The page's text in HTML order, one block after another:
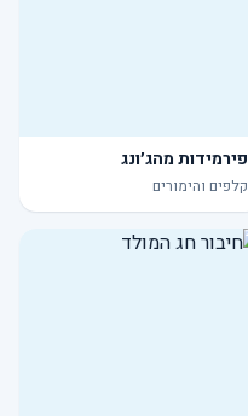
פירמידות מהג׳ונג
קלפים והימורים